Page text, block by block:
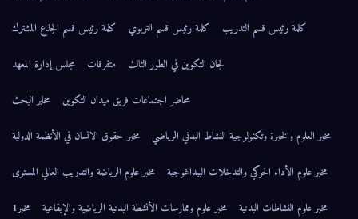
كلمة رئيس قسم التدريب
كلمة رئيس قسم التربوي
كلمة رئيس قسم الجذع المشترك
لجان التكوين في الطور الثالث
متفرقات
مجلس إدارة المعهد
محاضر اجتماعات فريق ميدان التكوين
مخابر البحث
مخبر العلوم والخبرة وتكنولوجية النشاط البدني الرياضي
مخبر حقوق الانسان في الأنظمة الدولية
مخبر علوم الأداء الحركي والتدخلات البيداغوجية
مخبر علوم الرياضة والتدريب العالي المستوى
مخبر علوم النشاطات البدنية
مخبر علوم وممارسات الأنشطة البدنية الرياضية والإيقاعية
مخبر1